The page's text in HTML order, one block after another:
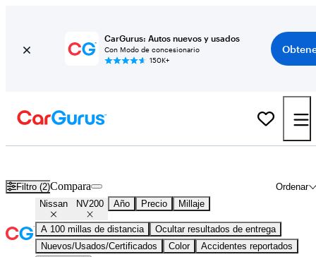
CarGurus: Autos nuevos y usados
Con Modo de concesionario
150K+
Filtro (2) Ordenar
Compara
Nissan NV200 Año Precio Millaje
A 100 millas de distancia
Ocultar resultados de entrega
Nuevos/Usados/Certificados
Color
Accidentes reportados